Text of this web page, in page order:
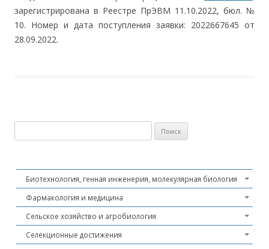
зарегистрирована в Реестре ПрЭВМ 11.10.2022, бюл. №
10. Номер и дата поступления заявки: 2022667645 от
28.09.2022.
Биотехнология, генная инженерия, молекулярная биология
Фармакология и медицина
Сельское хозяйство и агробиология
Селекционные достижения